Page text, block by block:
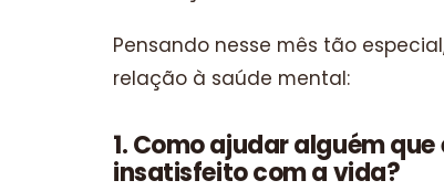
Pensando nesse mês tão
relação à saúde mental:
1. Como ajudar alguém
insatisfeito com a vida?